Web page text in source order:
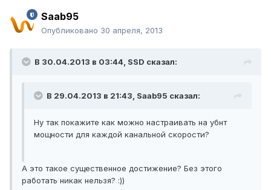
Saab95
Опубликовано 30 апреля, 2013
В 30.04.2013 в 03:44, SSD сказал:
В 29.04.2013 в 21:43, Saab95 сказал:
Ну так покажите как можно настраивать на убнт
мощности для каждой канальной скорости?
А это такое существенное достижение? Без этого
работать никак нельзя? :))